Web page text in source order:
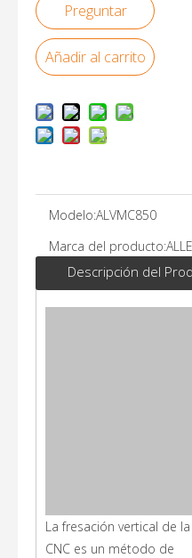
Preguntar
Añadir al carrito
Modelo:ALVMC850
Marca del producto:
Descripción del
La fresación vertical de
CNC es un método de